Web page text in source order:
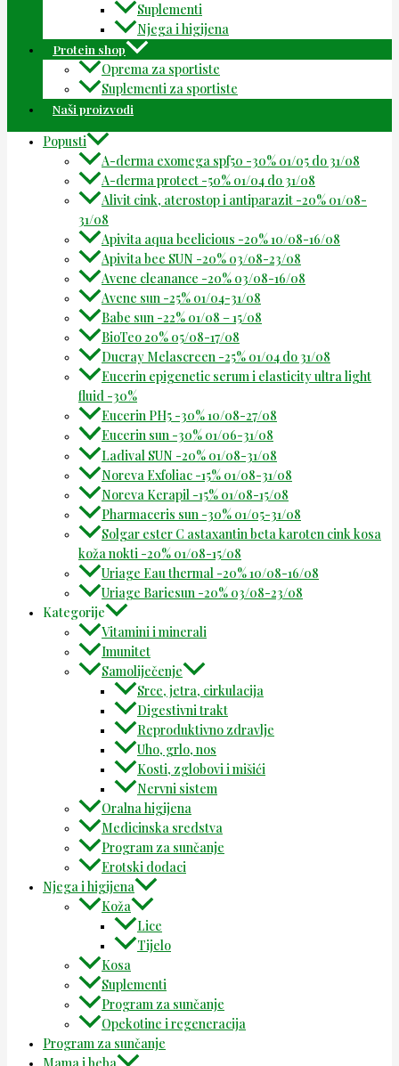
Suplementi
Njega i higijena
Protein shop
Oprema za sportiste
Suplementi za sportiste
Naši proizvodi
Popusti
A-derma exomega spf50 -30% 01/05 do 31/08
A-derma protect -50% 01/04 do 31/08
Alivit cink, aterostop i antiparazit -20% 01/08-
31/08
Apivita aqua beelicious -20% 10/08-16/08
Apivita bee SUN -20% 03/08-23/08
Avene cleanance -20% 03/08-16/08
Avene sun -25% 01/04-31/08
Babe sun -22% 01/08 – 15/08
BioTeo 20% 05/08-17/08
Ducray Melascreen -25% 01/04 do 31/08
Eucerin epigenetic serum i elasticity ultra light
fluid -30%
Eucerin PH5 -30% 10/08-27/08
Eucerin sun -30% 01/06-31/08
Ladival SUN -20% 01/08-31/08
Noreva Exfoliac -15% 01/08-31/08
Noreva Kerapil -15% 01/08-15/08
Pharmaceris sun -30% 01/05-31/08
Solgar ester C astaxantin beta karoten cink kosa
koža nokti -20% 01/08-15/08
Uriage Eau thermal -20% 10/08-16/08
Uriage Bariesun -20% 03/08-23/08
Kategorije
Vitamini i minerali
Imunitet
Samoliječenje
Srce, jetra, cirkulacija
Digestivni trakt
Reproduktivno zdravlje
Uho, grlo, nos
Kosti, zglobovi i mišići
Nervni sistem
Oralna higijena
Medicinska sredstva
Program za sunčanje
Erotski dodaci
Njega i higijena
Koža
Lice
Tijelo
Kosa
Suplementi
Program za sunčanje
Opekotine i regeneracija
Program za sunčanje